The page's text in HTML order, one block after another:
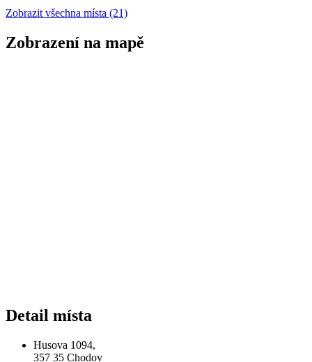
Zobrazit všechna místa (21)
Zobrazení na mapě
Detail místa
Husova 1094,
357 35 Chodov